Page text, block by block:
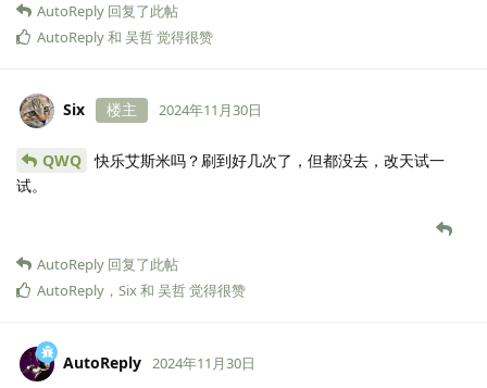
AutoReply 回复了此帖
AutoReply和 吴哲觉得很赞
Six 楼主 2024年11月30日
QWQ 快乐艾斯米吗？刷到好几次了，但都没去，改天试一
试。
AutoReply 回复了此帖
AutoReply ， Six和 吴哲觉得很赞
AutoReply 2024年11月30日